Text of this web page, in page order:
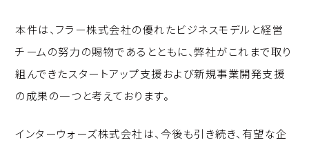
k
本件は、フラー株式会社の優れたビジネスモデルと経営
チームの努力の賜物であるとともに、弊社がこれまで取り
組んできたスタートアップ支援および新規事業開発支援
の成果の一つと考えております。
インターウォーズ株式会社は、今後も引き続き、有望な企